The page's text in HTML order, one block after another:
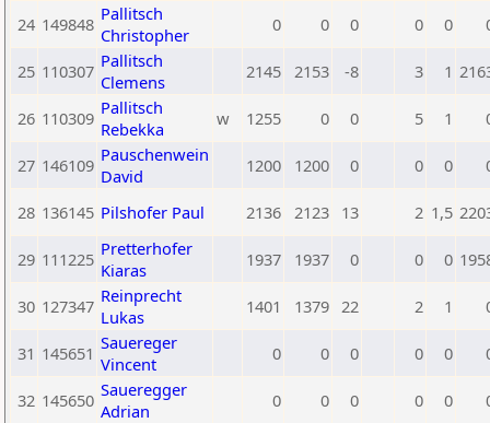
24 149848 Pallitsch
Christopher
0 0 0 0 0
25 110307 Pallitsch
Clemens
2145 2153 -8 3 1
26 110309 Pallitsch
Rebekka
w 1255 0 0 5 1
27 146109 Pauschenwein
David
1200 1200 0 0 0
28 136145 Pilshofer Paul 2136 2123 13 2 1,5
29 111225 Pretterhofer
Kiaras
1937 1937 0 0 0
30 127347 Reinprecht
Lukas
1401 1379 22 2 1
31 145651 Sauereger
Vincent
0 0 0 0 0
32 145650 Saueregger
Adrian
0 0 0 0 0